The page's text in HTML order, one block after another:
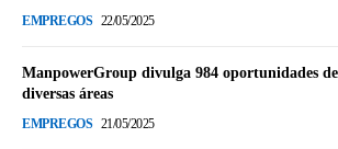
EMPREGOS 22/05/2025
ManpowerGroup divulga 984 oportunidades
diversas áreas
EMPREGOS 21/05/2025